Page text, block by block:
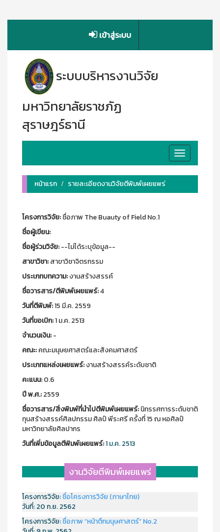
เข้าสู่ระบบ
ระบบบริหารงานวิจัย
มหาวิทยาลัยราชภัฏ
สุราษฎร์ธานี
Toggle
navigation
หน้าแรก
รายละเอียดงานวิจัยตีพิมพ์เผยแพร่
โครงการวิจัย:ชื่อภาพ The Buauty of Field No.1
ชื่อผู้เขียน:
ชื่อผู้ร่วมวิจัย:--ไม่ได้ระบุข้อมูล--
สาขาวิชา:สาขาวิชาจิตรกรรม
ประเภทบทความ:งานสร้างสรรค์
ชื่อวารสาร/ตีพิมพ์เผยแพร์:4
วันที่ตีพิมพ์:15 มี.ค. 2559
วันที่ขอเบิก:1 ม.ค. 2513
จำนวนเงิน:-
คณะ:คณะมนุษยศาสตร์และสังคมศาสตร์
ประเภทแหล่งเผยแพร์:งานสร้างสรรค์ระดับชาติ
คะแนน:0.6
ปี พ.ศ.:2559
ชื่อวารสาร/สิ่งพิมพ์ที่นำไปตีพิมพ์เผยแพร์:นิทรรศการระดับชาติ
ทุนสร้างสรรค์ศิลปกรรม ศิลป์ พีระศรี ครั้งที่ 15 ณ หอศิลป์
มหาวิทยาลัยศิลปากร
วันที่เพิ่มข้อมูลตีพิมพ์เผยแพร์:1 ม.ค. 2513
งานวิจัยตีพิมพ์เผยแพร่
โครงการวิจัย:ชื่อโครงการวิจัย (ภาษาไทย)
วันที่:20 ก.ย. 2562
โครงการวิจัย:ชื่อภาพ “หน้าตึกมนุษศาสตร์” No.2